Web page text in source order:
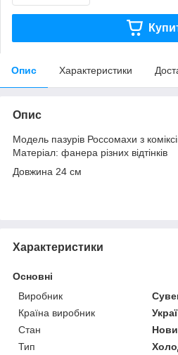
Опис Характеристики
Опис
Модель пазурів Россомахи з
Матеріал: фанера різних відтінків
Довжина 24 см
Характеристики
Основні
Виробник
Країна виробник
Стан
Тип